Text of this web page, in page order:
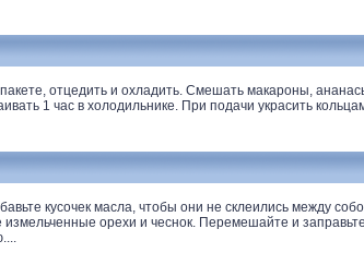
отцедить и охладить. Смешать макароны,
1 час в холодильнике. При подачи украсить
кусочек масла, чтобы они не склеились между
измельченные орехи и чеснок. Перемешайте и